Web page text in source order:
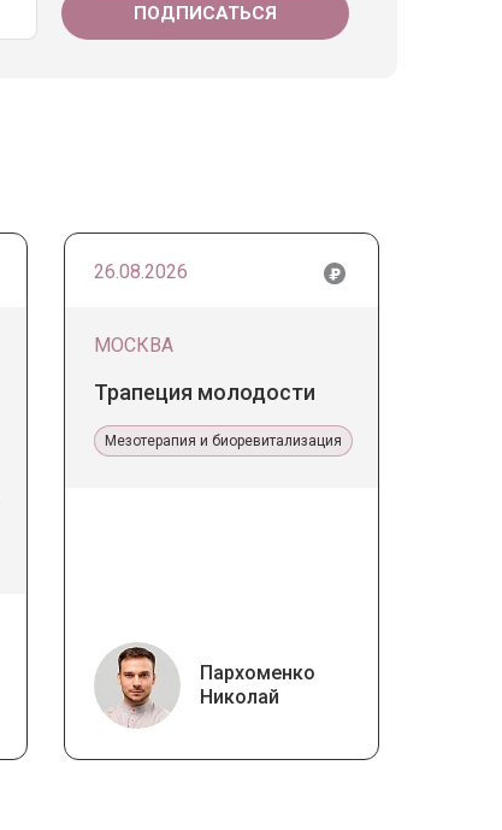
26.08.2026
МОСКВА
Трапеция молодости
Мезотерапия и биоревитализация
Пархоменко
Николай